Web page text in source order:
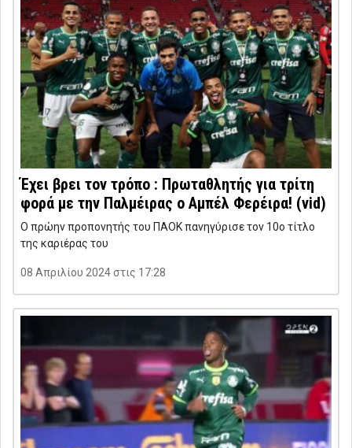
Έχει βρει τον τρόπο : Πρωταθλητής για τρίτη
φορά με την Παλμέιρας ο Αμπέλ Φερέιρα! (vid)
Ο πρώην προπονητής του ΠΑΟΚ πανηγύρισε τον 10ο τίτλο
της καριέρας του
08 Απριλίου 2024 στις 17:28